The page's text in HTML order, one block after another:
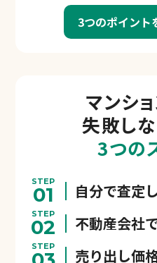
3つのポイント
マンシ
失敗し
3つの
STEP
01 自分で査定
STEP
02 不動産会社
STEP 売り出し価